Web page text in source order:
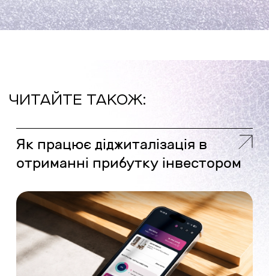
ЧИТАЙТЕ ТАКОЖ:
Як працює діджиталізація в
отриманні прибутку інвестором